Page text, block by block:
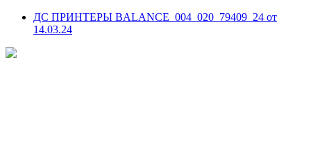
ДС ПРИНТЕРЫ BALANCE_004_020_79409_24 от
14.03.24